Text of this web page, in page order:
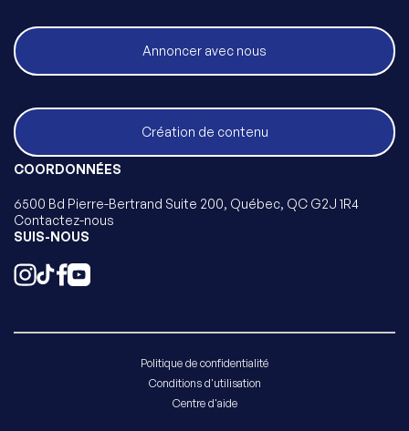
Annoncer avec nous
Création de contenu
COORDONNÉES
6500 Bd Pierre-Bertrand Suite 200, Québec, QC G2J 1R4
Contactez-nous
SUIS-NOUS
Politique de confidentialité
Conditions d'utilisation
Centre d'aide